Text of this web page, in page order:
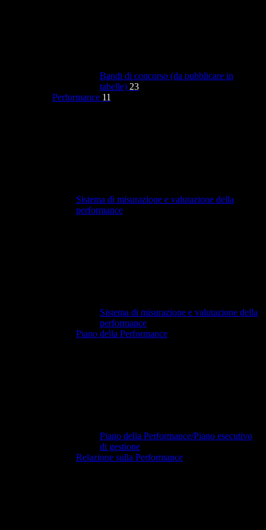
Bandi di concorso (da pubblicare in
tabelle) 23
Performance 11
Sistema di misurazione e valutazione della
performance
Sistema di misurazione e valutazione della
performance
Piano della Performance
Piano della Performance/Piano esecutivo
di gestione
Relazione sulla Performance